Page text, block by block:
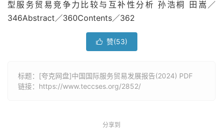
型服务贸易竞争力比较与互补性分析 孙浩桐 田嵩／
346Abstract／360Contents／362
 赞(53)
标题：[夸克网盘]中国国际服务贸易发展报告(2024) PDF
链接： https://www.teccses.org/2852/
分享到